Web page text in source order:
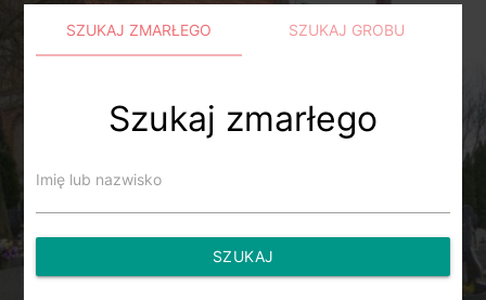
SZUKAJ ZMARŁEGO SZUKAJ GROBU
Szukaj zmarłego
Imię lub nazwisko
SZUKAJ